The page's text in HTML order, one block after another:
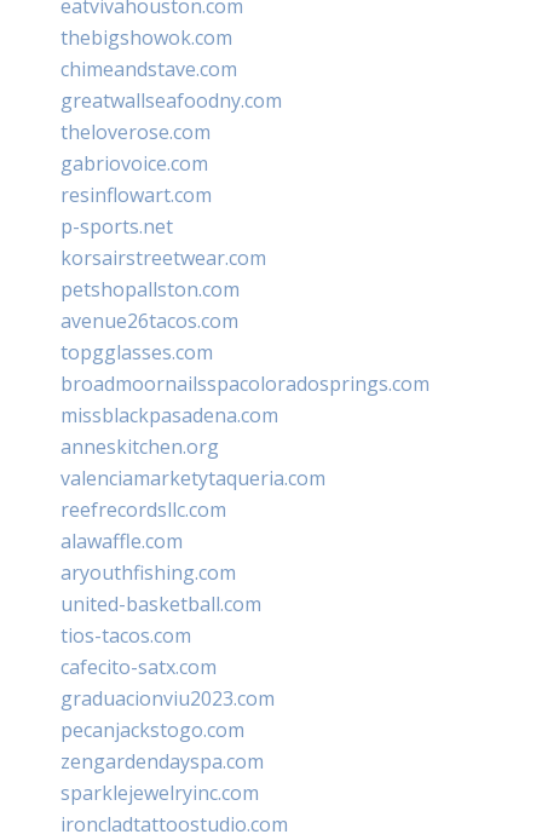
eatvivahouston.com
thebigshowok.com
chimeandstave.com
greatwallseafoodny.com
theloverose.com
gabriovoice.com
resinflowart.com
p-sports.net
korsairstreetwear.com
petshopallston.com
avenue26tacos.com
topgglasses.com
broadmoornailsspacoloradosprings.com
missblackpasadena.com
anneskitchen.org
valenciamarketytaqueria.com
reefrecordsllc.com
alawaffle.com
aryouthfishing.com
united-basketball.com
tios-tacos.com
cafecito-satx.com
graduacionviu2023.com
pecanjackstogo.com
zengardendayspa.com
sparklejewelryinc.com
ironcladtattoostudio.com